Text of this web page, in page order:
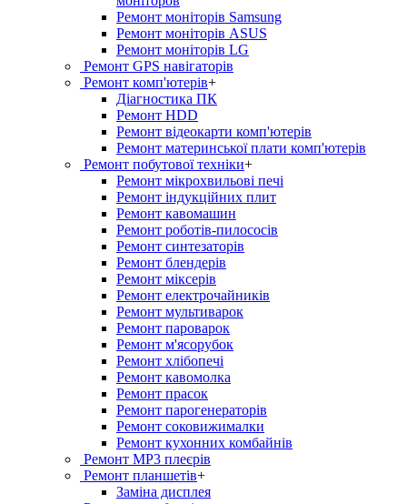
Ремонт моніторів Samsung
Ремонт моніторів ASUS
Ремонт моніторів LG
Ремонт GPS навігаторів
Ремонт комп'ютерів+
Діагностика ПК
Ремонт HDD
Ремонт відеокарти комп'ютерів
Ремонт материнської плати комп'ютерів
Ремонт побутової техніки+
Ремонт мікрохвильові печі
Ремонт індукційних плит
Ремонт кавомашин
Ремонт роботів-пилососів
Ремонт синтезаторів
Ремонт блендерiв
Ремонт мiксерiв
Ремонт електрочайників
Ремонт мультиварок
Ремонт пароварок
Ремонт м'ясорубок
Ремонт хлiбопечi
Ремонт кавомолка
Ремонт прасок
Ремонт парогенераторiв
Ремонт соковижималки
Ремонт кухонних комбайнів
Ремонт MP3 плеєрів
Ремонт планшетів+
Заміна дисплея